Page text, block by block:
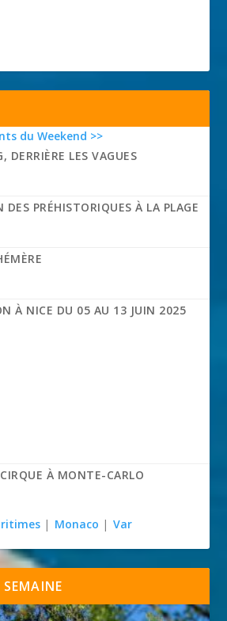
du Weekend >>
DERRIÈRE LES VAGUES
DES PRÉHISTORIQUES À LA PLAGE
À NICE DU 05 AU 13 JUIN 2025
À MONTE-CARLO
| Monaco | Var